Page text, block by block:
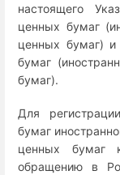
настоящего
ценных бумаг
ценных бумаг)
бумаг
бумаг).
Для
бумаг
ценных бумаг
обращению в